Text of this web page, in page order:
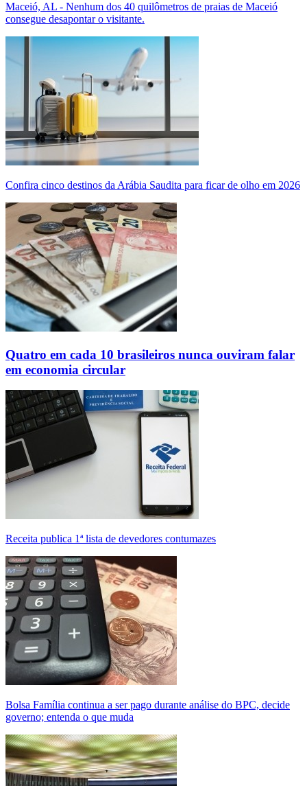
Maceió, AL - Nenhum dos 40 quilômetros de praias de Maceió
consegue desapontar o visitante.
Confira cinco destinos da Arábia Saudita para ficar de olho em 2026
Quatro em cada 10 brasileiros nunca ouviram falar
em economia circular
Receita publica 1ª lista de devedores contumazes
Bolsa Família continua a ser pago durante análise do BPC, decide
governo; entenda o que muda